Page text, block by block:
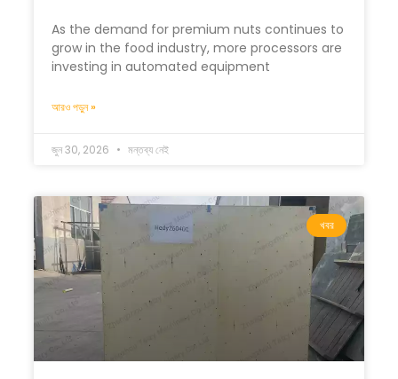
As the demand for premium nuts continues to
grow in the food industry, more processors are
investing in automated equipment
আরও পড়ুন »
জুন 30, 2026 মন্তব্য নেই
খবর